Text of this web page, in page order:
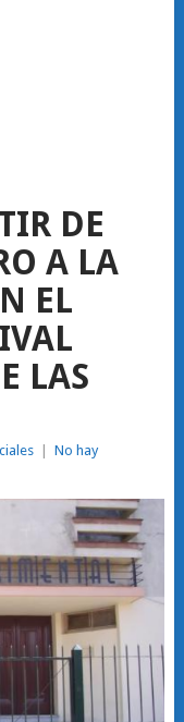
DE
A LA
EL
LAS
No hay